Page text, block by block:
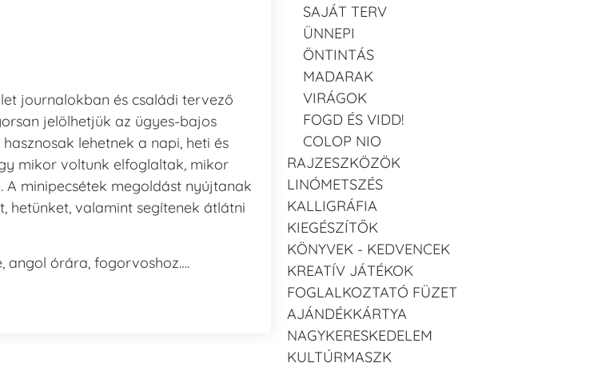
journalokban és családi tervező
jelölhetjük az ügyes-bajos
lehetnek a napi, heti és
mikor voltunk elfoglaltak, mikor
minipecsétek megoldást nyújtanak
hetünket, valamint segítenek átlátni
angol órára, fogorvoshoz….
SAJÁT TERV
ÜNNEPI
ÖNTINTÁS
MADARAK
VIRÁGOK
FOGD ÉS VIDD!
COLOP NIO
RAJZESZKÖZÖK
LINÓMETSZÉS
KALLIGRÁFIA
KIEGÉSZÍTŐK
KÖNYVEK - KEDVENCEK
KREATÍV JÁTÉKOK
FOGLALKOZTATÓ FÜZET
AJÁNDÉKKÁRTYA
NAGYKERESKEDELEM
KULTÚRMASZK